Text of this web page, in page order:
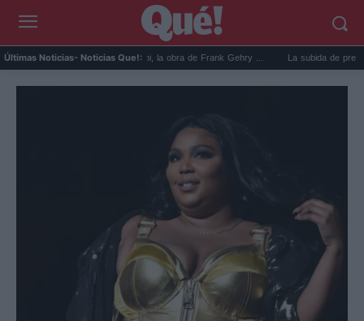
Últimas Noticias- Noticias Que!:
El Guggenheim de Abu Dabi, la obra de Frank Gehry ... La subida de precios de